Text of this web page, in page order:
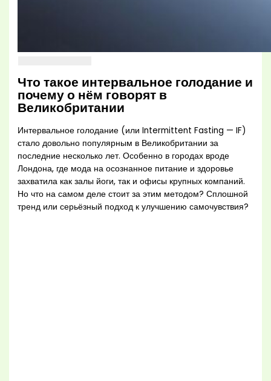
Что такое интервальное голодание и
почему о нём говорят в
Великобритании
Интервальное голодание (или Intermittent Fasting — IF)
стало довольно популярным в Великобритании за
последние несколько лет. Особенно в городах вроде
Лондона, где мода на осознанное питание и здоровье
захватила как залы йоги, так и офисы крупных компаний.
Но что на самом деле стоит за этим методом? Сплошной
тренд или серьёзный подход к улучшению самочувствия?